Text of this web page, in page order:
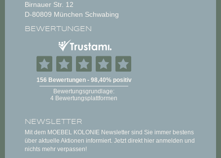
Birnauer Str. 12
D-80809 München Schwabing
BEWERTUNGEN
NEWSLETTER
Mit dem MOEBEL KOLONIE Newsletter sind Sie immer bestens
über aktuelle Aktionen informiert. Jetzt direkt hier anmelden und
nichts mehr verpassen!